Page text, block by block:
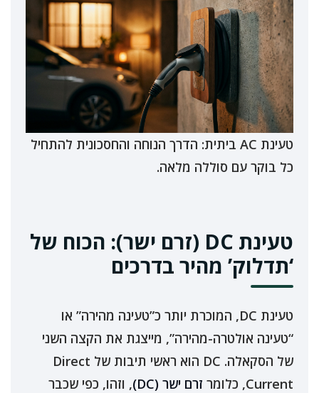
טעינת AC ביתית: הדרך הנוחה והחסכונית להתחיל
כל בוקר עם סוללה מלאה.
טעינת DC (זרם ישר): הכוח של
‘תדלוק’ מהיר בדרכים
טעינת DC, המוכרת יותר כ”טעינה מהירה” או
“טעינה אולטרה-מהירה”, מייצגת את הקצה השני
של הסקאלה. DC הוא ראשי תיבות של Direct
Current, כלומר
זרם ישר (DC)
, וזהו, כפי שכבר